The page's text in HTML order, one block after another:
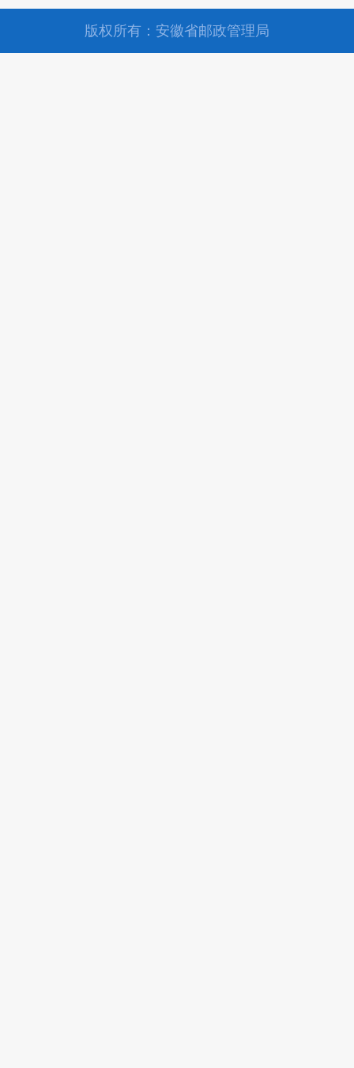
版权所有：安徽省邮政管理局